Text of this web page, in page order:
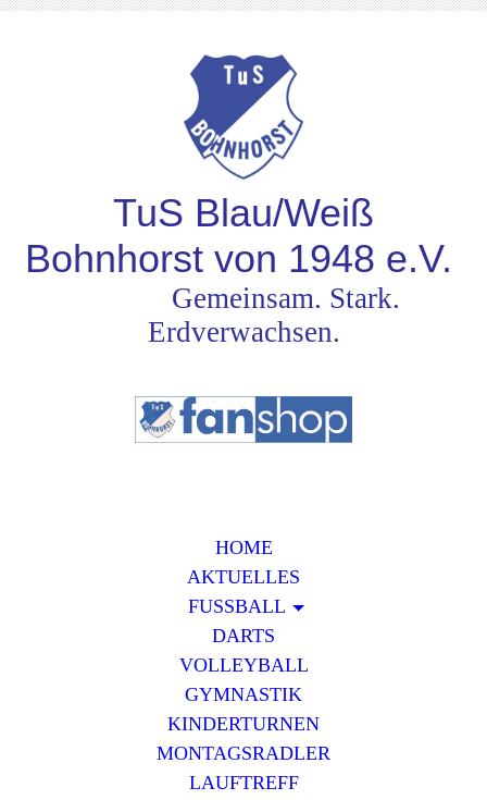
TuS Blau/Weiß
Bohnhorst von 1948 e.V.
Gemeinsam. Stark.
Erdverwachsen.
HOME
AKTUELLES
FUSSBALL
DARTS
VOLLEYBALL
GYMNASTIK
KINDERTURNEN
MONTAGSRADLER
LAUFTREFF